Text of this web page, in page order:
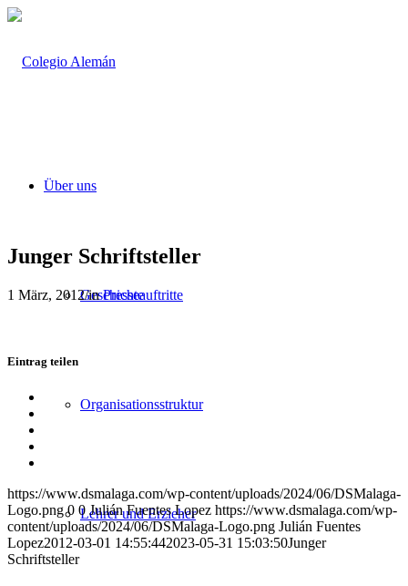
Über uns
Geschichte
Organisationsstruktur
Lehrer und Erzieher
Junger Schriftsteller
1 März, 2012/inPresseauftritte
Eintrag teilen
Teilen
Mail
teilen
https://www.dsmalaga.com/wp-content/uploads/2024/06/DSMalaga-
Logo.png 0 0 Julián Fuentes Lopez https://www.dsmalaga.com/wp-
content/uploads/2024/06/DSMalaga-Logo.png Julián Fuentes
Lopez2012-03-01 14:55:442023-05-31 15:03:50Junger
Schriftsteller